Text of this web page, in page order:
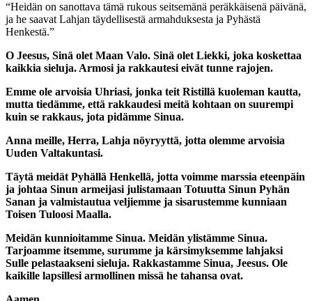
“Heidän on sanottava tämä rukous seitsemänä peräkkäisenä päivänä,
ja he saavat Lahjan täydellisestä armahduksesta ja Pyhästä
Henkestä.”
O Jeesus, Sinä olet Maan Valo. Sinä olet Liekki, joka koskettaa
kaikkia sieluja. Armosi ja rakkautesi eivät tunne rajojen.
Emme ole arvoisia Uhriasi, jonka teit Ristillä kuoleman kautta,
mutta tiedämme, että rakkaudesi meitä kohtaan on suurempi
kuin se rakkaus, jota pidämme Sinua.
Anna meille, Herra, Lahja nöyryyttä, jotta olemme arvoisia
Uuden Valtakuntasi.
Täytä meidät Pyhällä Henkellä, jotta voimme marssia eteenpäin
ja johtaa Sinun armeijasi julistamaan Totuutta Sinun Pyhän
Sanan ja valmistautua veljiemme ja sisarustemme kunniaan
Toisen Tuloosi Maalla.
Meidän kunnioitamme Sinua. Meidän ylistämme Sinua.
Tarjoamme itsemme, surumme ja kärsimyksemme lahjaksi
Sulle pelastaakseni sieluja. Rakkastamme Sinua, Jeesus. Ole
kaikille lapsillesi armollinen missä he tahansa ovat.